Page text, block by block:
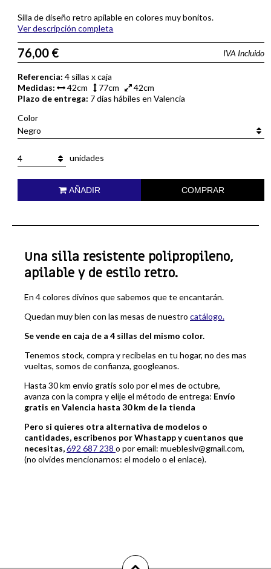
Silla de diseño retro apilable en colores muy bonitos.
Ver descripción completa
76,00 € IVA Incluido
Referencia:4 sillas x caja
Medidas:
42cm 77cm
42cm
Plazo de entrega: 7 días hábiles en Valencia
Color
Negro
4 unidades
AÑADIR COMPRAR
Una silla resistente polipropileno,
apilable y de estilo retro.
En 4 colores divinos que sabemos que te encantarán.
Quedan muy bien con las mesas de nuestro catálogo.
Se vende en caja de a 4 sillas del mismo color.
Tenemos stock, compra y recibelas en tu hogar, no des mas
vueltas, somos de confianza, googleanos.
Hasta 30 km envio gratis solo por el mes de octubre,
avanza con la compra y elije el método de entrega: Envío
gratis en Valencia hasta 30 km de la tienda
Pero si quieres otra alternativa de modelos o
cantidades, escribenos por Whastapp y cuentanos que
necesitas,692 687 238 o por email: muebleslv@gmail.com,
(no olvides mencionarnos: el modelo o el enlace).